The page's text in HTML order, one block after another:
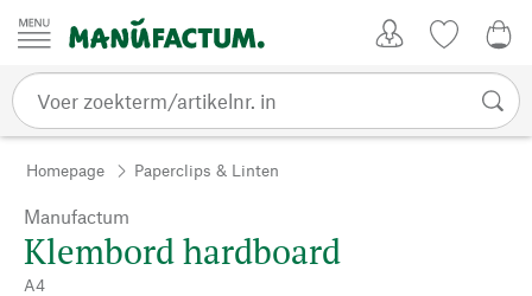
Passer au contenu
Homepage Paperclips & Linten
Manufactum
Klembord hardboard
A4